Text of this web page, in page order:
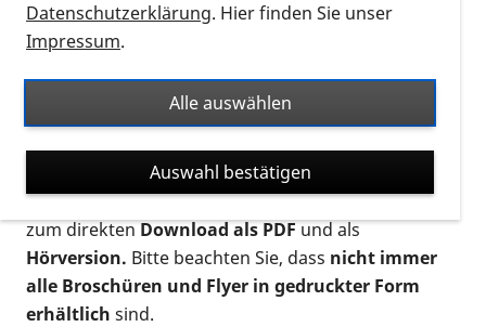
Auf dieser Seite finden Sie sämtliches Infomaterial
Ort. Nutzen Sie den Formatfilter, um ausschließlich
nach Flyern und Broschüren, Audios oder Videos zu
suchen. Die meisten Flyer und Broschüren werden in
verschiedenen Formaten angeboten: zur
postalischen Bestellung als gedruckte Variante
zum direktenDownload als PDFund als
Hörversion. Bitte beachten Sie, dass nicht immer
alle Broschüren und Flyer in gedruckter Form
erhältlich sind.
Datenschutzerklärung. Hier finden Sie unser
Impressum.
Alle auswählen
Auswahl bestätigen